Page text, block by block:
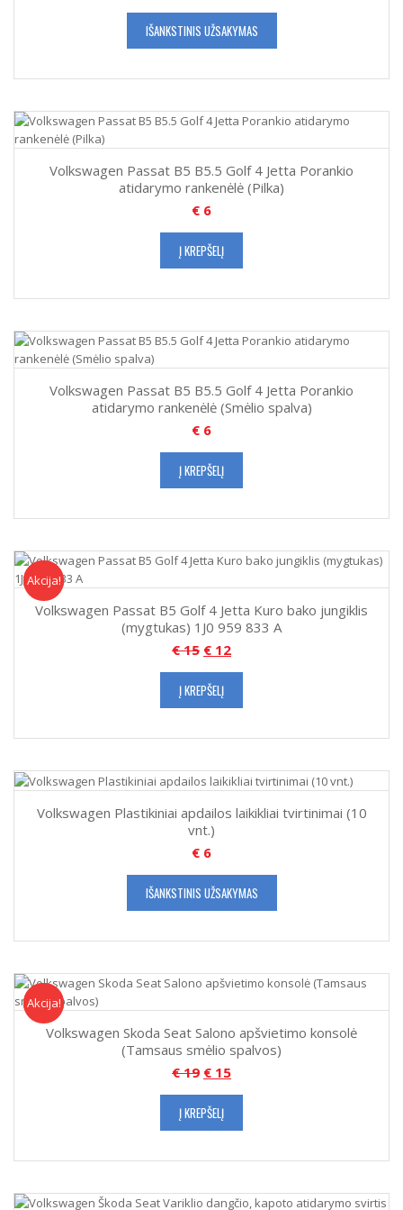
IŠANKSTINIS UŽSAKYMAS
Volkswagen Passat B5 B5.5 Golf 4 Jetta Porankio
atidarymo rankenėlė (Pilka)
€ 6
Į KREPŠELĮ
Volkswagen Passat B5 B5.5 Golf 4 Jetta Porankio
atidarymo rankenėlė (Smėlio spalva)
€ 6
Į KREPŠELĮ
Akcija
Akcija!
Volkswagen Passat B5 Golf 4 Jetta Kuro bako jungiklis
(mygtukas) 1J0 959 833 A
€15 € 12
Į KREPŠELĮ
Volkswagen Plastikiniai apdailos laikikliai tvirtinimai (10
vnt.)
€ 6
IŠANKSTINIS UŽSAKYMAS
Akcija
Akcija!
Volkswagen Skoda Seat Salono apšvietimo konsolė
(Tamsaus smėlio spalvos)
€19 € 15
Į KREPŠELĮ